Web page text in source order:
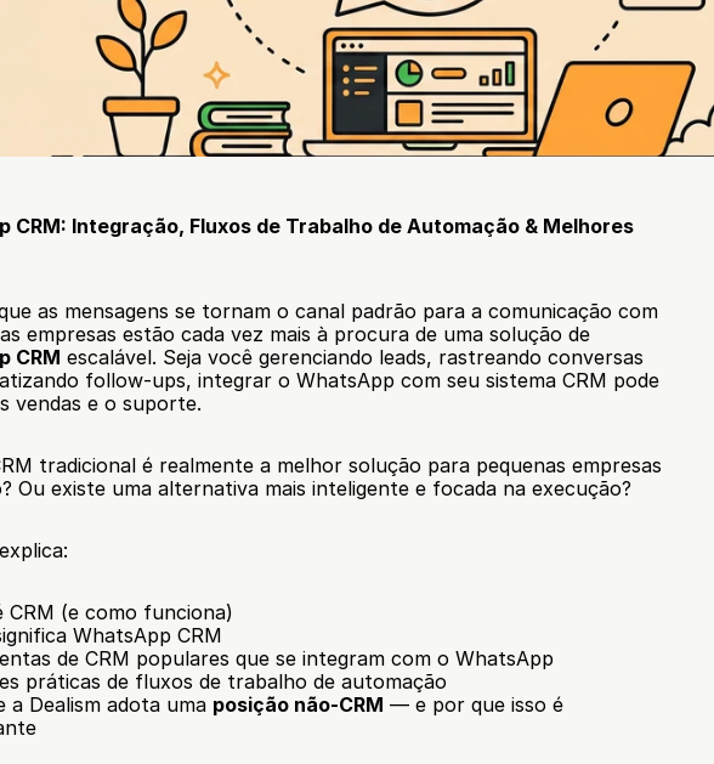
CRM: Integração, Fluxos de Trabalho de Automação & Melhores
as mensagens se tornam o canal padrão para a comunicação com
CRM escalável. Seja você gerenciando leads, rastreando conversas
follow-ups, integrar o WhatsApp com seu sistema CRM pode
vendas e o suporte.
tradicional é realmente a melhor solução para pequenas empresas
Ou existe uma alternativa mais inteligente e focada na execução?
CRM (e como funciona)
WhatsApp CRM
de CRM populares que se integram com o WhatsApp
práticas de fluxos de trabalho de automação
a Dealism adota uma posição não-CRM — e por que isso é